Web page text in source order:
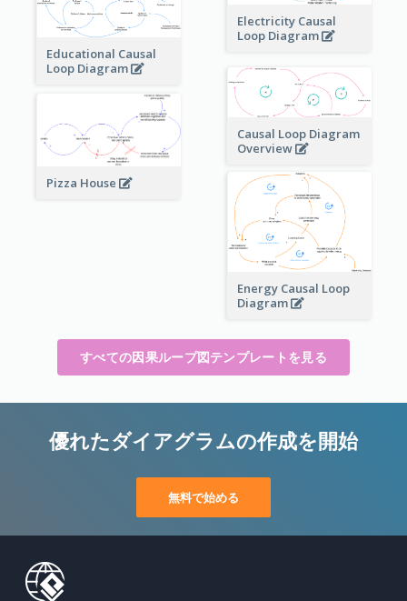
Electricity Causal
Loop Diagram
Educational Causal
Loop Diagram
Causal Loop Diagram
Overview
Pizza House
Energy Causal Loop
Diagram
すべての因果ループ図テンプレートを見る
優れたダイアグラムの作成を開始
無料で始める